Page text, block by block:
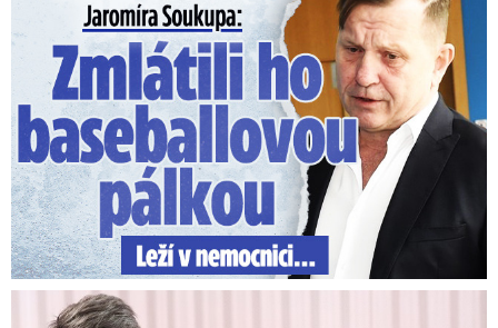
V trezoru měl 80 milionů: Policie obvinila exšéfa železnic!